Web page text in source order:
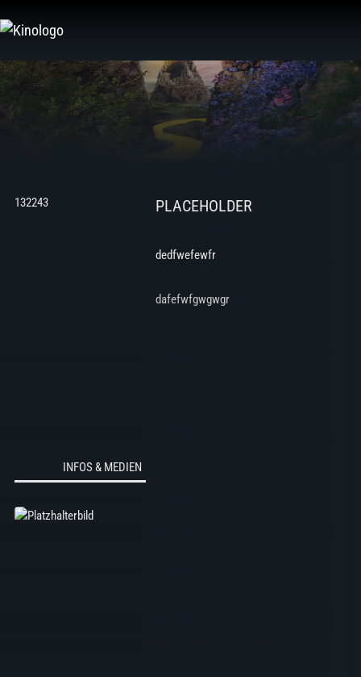
Inhalt
132243 PLACEHOLDER
dedfwefewfr
dafefwfgwgwgr
INFOS & MEDIEN